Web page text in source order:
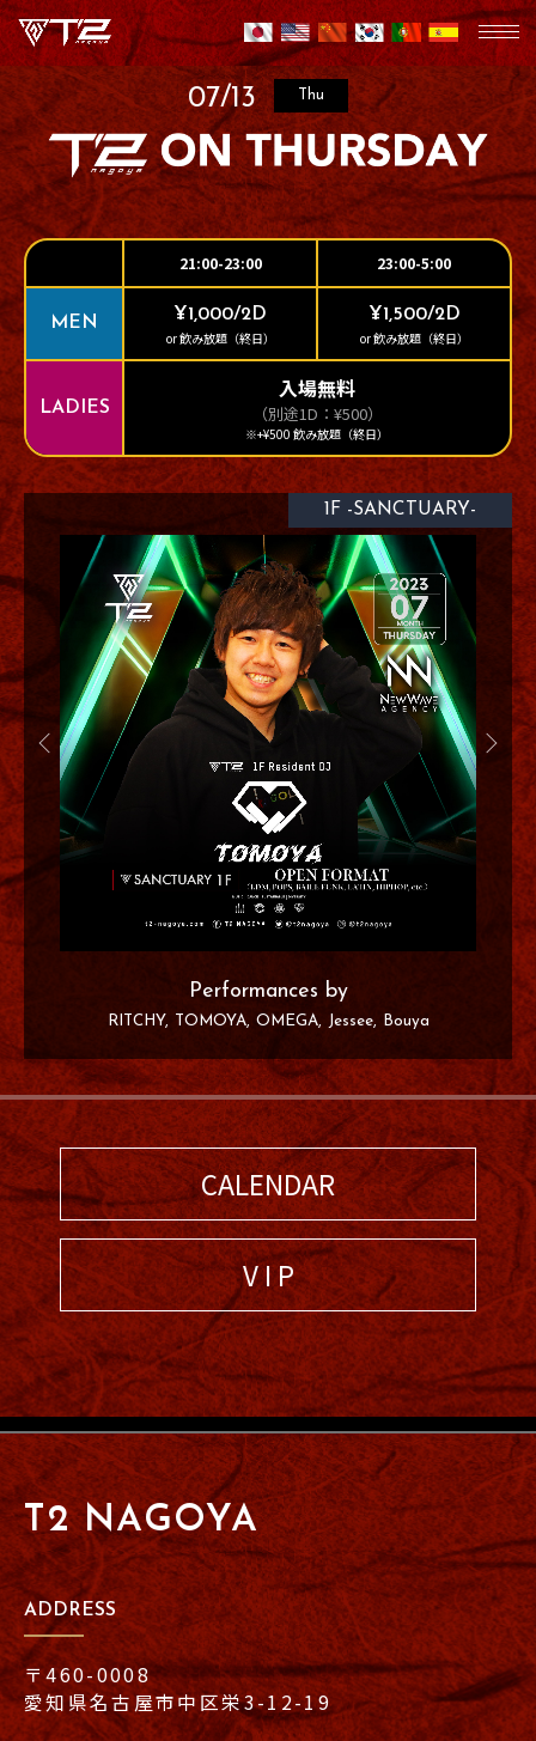
07/13 Thu
21:00-23:00 23:00-5:00
MEN ¥1,000/2D
or 飲み放題（終日）
¥1,500/2D
or 飲み放題（終日）
LADIES
入場無料
（別途1D：¥500）
※+¥500 飲み放題（終日）
1F -SANCTUARY-
Performances by
RITCHY TOMOYA OMEGA Jessee Bouya
CALENDAR
V I P
T2 NAGOYA
ADDRESS
〒460-0008
愛知県名古屋市中区栄3-12-19